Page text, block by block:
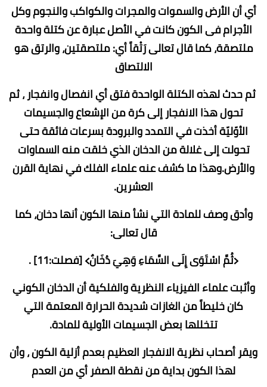
أي أن الأرض والسموات والمجرات والكواكب والنجوم وكل
الأجرام فى الكون كانت في الأصل عبارة عن كتلة واحدة
ملتصقة، كما قال تعالى رَتْقاً أي: ملتصقتين، والرتق هو
الالتصاق
ثم حدث لهذه الكتلة الواحدة فتق أي انفصال وانفجار ، ثم
تحول هذا الانفجار إلى كرة من الإشعاع والجسيمات
الأوّليّة أخذت في التمدد والبرودة بسرعات فائقة حتى
تحولت إلى غلالة من الدخان الذي خلقت منه السماوات
والأرض.وهذا ما كشف عنه علماء الفلك في نهاية القرن
العشرين.
وأدق وصف للمادة التي نشأ منها الكون أنها دخان، كما
قال تعالى:
﴿ثُمَّ اسْتَوَى إِلَى السَّمَاءِ وَهِيَ دُخَانٌ﴾ [فصلت:11] .
وأثبت علماء الفيزياء النظرية والفلكية أن الدخان الكوني
كان خليطاً من الغازات شديدة الحرارة المعتمة التي
تتخللها بعض الجسيمات الأولية للمادة.
ويقر أصحاب نظرية الانفجار العظيم بعدم أزلية الكون ، وأن
لهذا الكون بداية من نقطة الصفر أي من العدم